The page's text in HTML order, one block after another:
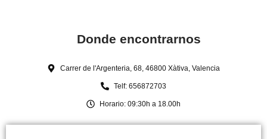
Donde encontrarnos
Carrer de l'Argenteria, 68, 46800 Xàtiva, Valencia
Telf: 656872703
Horario: 09:30h a 18.00h